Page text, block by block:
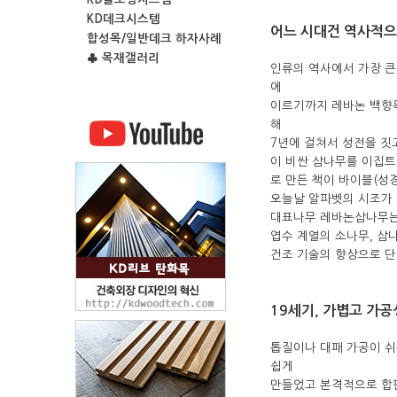
KD데크시스템
합성목/일반데크 하자사례
♣ 목재갤러리
어느 시대건 역사적
인류의 역사에서 가장
에
이르기까지 레바논 백
해
7년에 걸쳐서 성전을
이 비싼 삼나무를 이집
로 만든 책이 바이블(성
오늘날 알파벳의 시조
대표나무 레바논삼나무
엽수 계열의 소나무, 삼
건조 기술의 향상으로
19세기, 가볍고 가공
톱질이나 대패 가공이
쉽게
만들었고 본격적으로